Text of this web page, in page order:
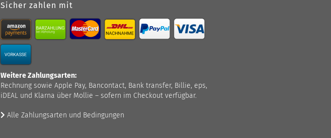
Sicher zahlen mit
Weitere Zahlungsarten:
Rechnung sowie Apple Pay, Bancontact, Bank transfer, Billie, eps,
iDEAL und Klarna über Mollie – sofern im Checkout verfügbar.
Alle Zahlungsarten und Bedingungen